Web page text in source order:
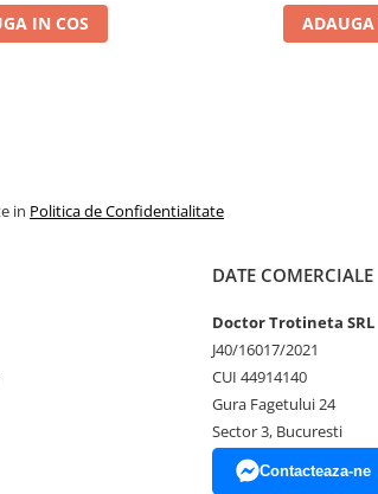
IN COS ADAUGA
in Politica de Confidentialitate
DATE COMERCIALE
Doctor Trotineta SRL
J40/16017/2021
CUI 44914140
Gura Fagetului 24
Sector 3, Bucuresti
Contacteaza-ne